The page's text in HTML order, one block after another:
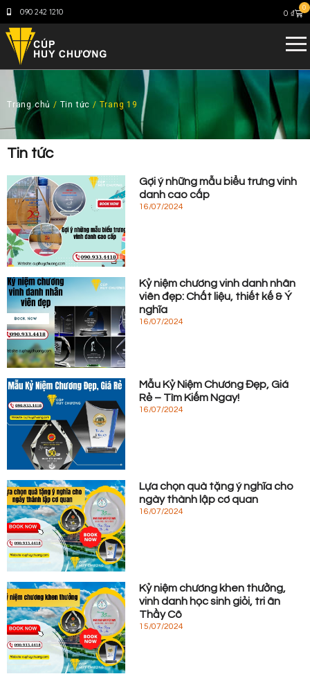
090 242 1210 0 ₫
0
Trang chủ / Tin tức / Trang 19
Tin tức
Gợi ý những mẫu biểu trưng vinh
danh cao cấp
16/07/2024
Kỷ niệm chương vinh danh nhân
viên đẹp: Chất liệu, thiết kế & Ý
nghĩa
16/07/2024
Mẫu Kỷ Niệm Chương Đẹp, Giá
Rẻ – Tìm Kiếm Ngay!
16/07/2024
Lựa chọn quà tặng ý nghĩa cho
ngày thành lập cơ quan
16/07/2024
Kỷ niệm chương khen thưởng,
vinh danh học sinh giỏi, tri ân
Thầy Cô
15/07/2024